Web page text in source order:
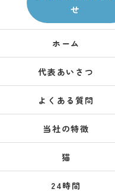
せ
ホーム
代表あいさつ
よくある質問
当社の特徴
猫
24時間